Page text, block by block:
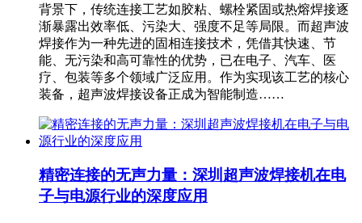
背景下，传统连接工艺如胶粘、螺栓紧固或热熔焊接逐
渐暴露出效率低、污染大、强度不足等局限。而超声波
焊接作为一种先进的固相连接技术，凭借其快速、节
能、无污染和高可靠性的优势，已在电子、汽车、医
疗、包装等多个领域广泛应用。作为实现该工艺的核心
装备，超声波焊接设备​正成为智能制造……
精密连接的无声力量：深圳超声波焊接机在电
子与电源行业的深度应用